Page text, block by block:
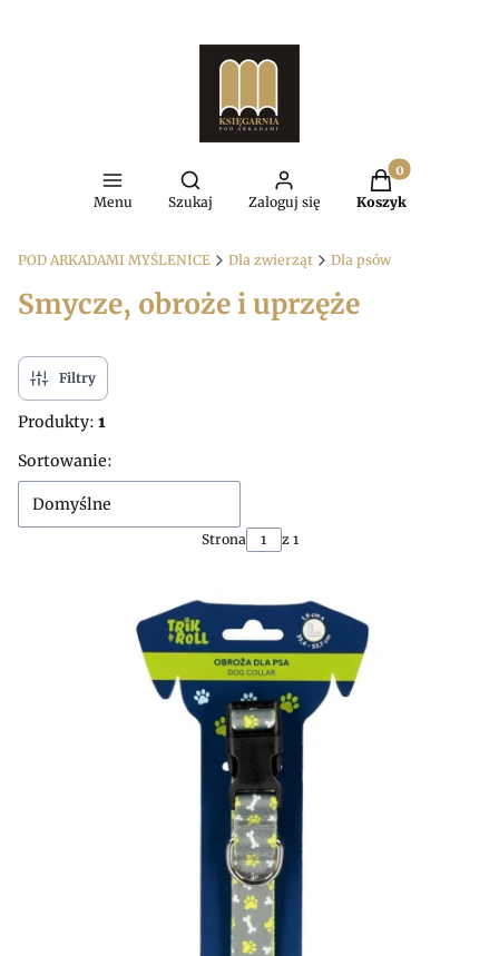
Menu
Otwórz wyszukiwarkę
Szukaj Zaloguj się
Produkty w
Koszyk
POD ARKADAMI MYŚLENICE Dla zwierząt Dla psów
Smycze, obroże i uprzęże
Filtry
Produkty: 1
Lista produktów
Sortowanie:
Domyślne
Strona z 1